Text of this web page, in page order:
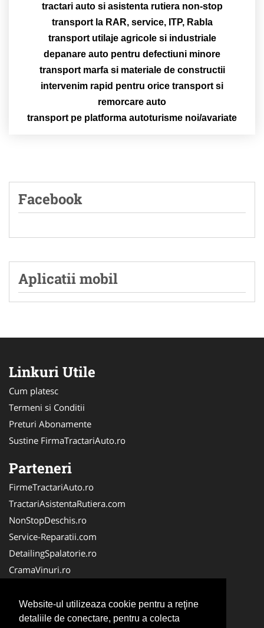
Website-ul utilizeaza cookie pentru a reţine
detaliile de conectare, pentru a colecta
tractari auto si asistenta rutiera non-stop
transport la RAR, service, ITP, Rabla
transport utilaje agricole si industriale
depanare auto pentru defectiuni minore
transport marfa si materiale de constructii
intervenim rapid pentru orice transport si
remorcare auto
transport pe platforma autoturisme noi/avariate
Facebook
Aplicatii mobil
Linkuri Utile
Cum platesc
Termeni si Conditii
Preturi Abonamente
Sustine FirmaTractariAuto.ro
Parteneri
FirmeTractariAuto.ro
TractariAsistentaRutiera.com
NonStopDeschis.ro
Service-Reparatii.com
DetailingSpalatorie.ro
CramaVinuri.ro
FirmaPieseAuto.ro
Anvelope-Sh.com